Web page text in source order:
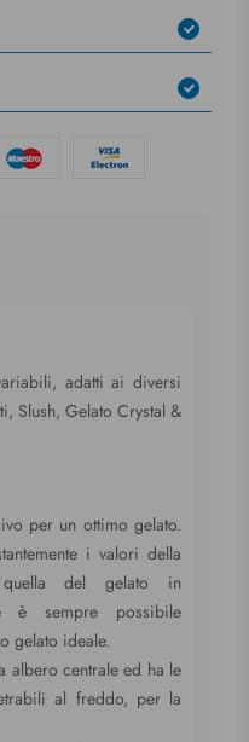
adatti ai diversi
Slush, Gelato Crystal &
per un ottimo gelato.
i valori della
quella del gelato in
è sempre possibile
gelato ideale.
albero centrale ed ha le
al freddo, per la